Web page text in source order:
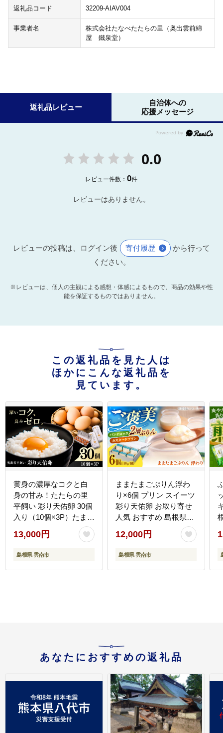
返礼品コード 32209-AIAV004
事業者名
株式会社たなべたたらの里（奥出雲前綿
屋 鐵泉堂）
返礼品レビュー
自治体への
応援メッセージ
0.0
レビュー件数：0件
レビューはありません。
レビューの投稿は、ログイン後 寄付履歴
から行って
ください。
※レビューは、個人の主観による感想・体感によるもので、商品の効果や性
能を保証するものではありません。
この返礼品を見た人は
ほかにこんな返礼品を
見ています。
黄身の濃厚なコクと白
身の甘み！たたらの里
平飼い 彩り天佑卵 30個
入り（10個×3P）たまご
卵 放牧卵 平飼い卵 新鮮
国産 島根県雲南市/株式
会社たなべたたらの里
[AIDL001]
13,000円
島根県 雲南市
ままたまごぷりん浮わ
り×6個 プリン スイーツ
彩り天佑卵 お取り寄せ
人気 おすすめ 島根県雲
南市/株式会社たなべた
たらの里（奥出雲前綿
屋ままたまご）
12,000円
島根県 雲南市
あなたにおすすめの返礼品